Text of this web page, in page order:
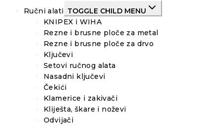
Ručni alati TOGGLE CHILD MENU
KNIPEX i WIHA
Rezne i brusne ploče za metal
Rezne i brusne ploče za drvo
Ključevi
Setovi ručnog alata
Nasadni ključevi
Čekići
Klamerice i zakivači
Kliješta, škare i noževi
Odvijači